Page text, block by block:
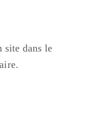
site dans le